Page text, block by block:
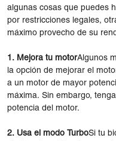
algunas cosas que puedes
por restricciones legales,
máximo provecho de su
1. Mejora tu motorAlgunos
la opción de mejorar el
a un motor de mayor
máxima. Sin embargo,
potencia del motor.
2. Usa el modo TurboSi tu